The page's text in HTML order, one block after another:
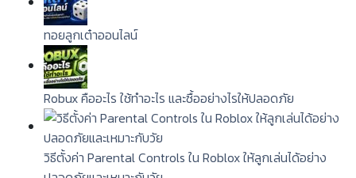
ทอยลูกเต๋าออนไลน์
Robux คืออะไร ใช้ทำอะไร และซื้ออย่างไรให้ปลอดภัย
วิธีตั้งค่า Parental Controls ใน Roblox ให้ลูกเล่นได้อย่าง